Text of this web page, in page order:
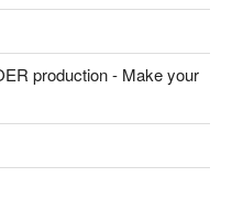
production - Make your